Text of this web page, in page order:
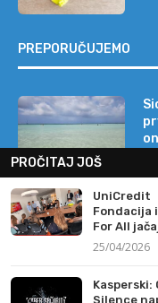
PREPORUČUJEMO
PROČITAJ JOŠ
UniCredit
Fondacija
For All
25/04/2026
Kasperski:
Silence